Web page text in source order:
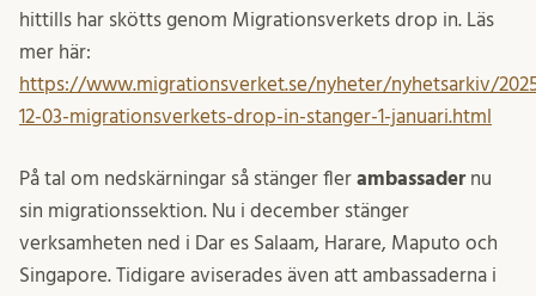
hittills har skötts genom Migrationsverkets drop in. Läs
mer här:
https://www.migrationsverket.se/nyheter/nyhetsarkiv/
12-03-migrationsverkets-drop-in-stanger-1-januari.html
På tal om nedskärningar så stänger fler ambassadernu
sin migrationssektion. Nu i december stänger
verksamheten ned i Dar es Salaam, Harare, Maputo och
Singapore. Tidigare aviserades även att ambassaderna i